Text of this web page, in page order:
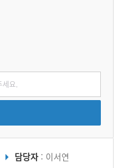
담당자 : 이서연